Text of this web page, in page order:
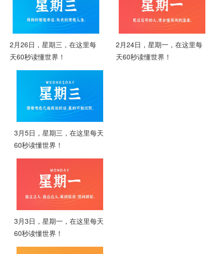
2月26日，星期三，在这里每
天60秒读懂世界！
2月24日，星期一，在这里每
天60秒读懂世界！
3月5日，星期三，在这里每天
60秒读懂世界！
3月3日，星期一，在这里每天
60秒读懂世界！